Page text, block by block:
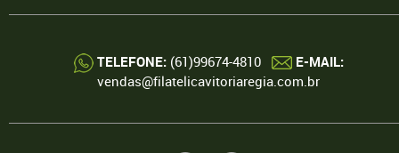
TELEFONE:(61)99674-4810
E-MAIL:
vendas@filatelicavitoriaregia.com.br